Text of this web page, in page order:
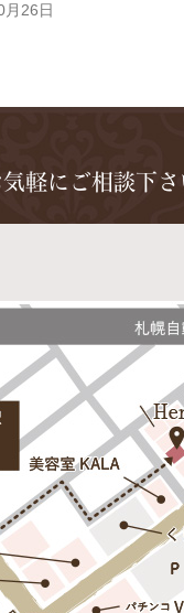
月26日
気軽にご相談下